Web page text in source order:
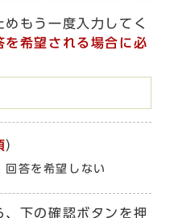
もう一度入力してく
を希望される場合に必
）
回答を希望しない
下の確認ボタンを押